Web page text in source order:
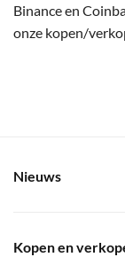
Binance en
onze kopen/
Nieuws
Kopen en